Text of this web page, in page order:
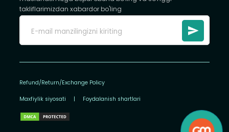
takliflarimizdan xabardor bo'ling
Refund/Return/Exchange Policy
Maxfiylik siyosati | Foydalanish shartlari